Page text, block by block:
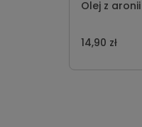
14,90 zł